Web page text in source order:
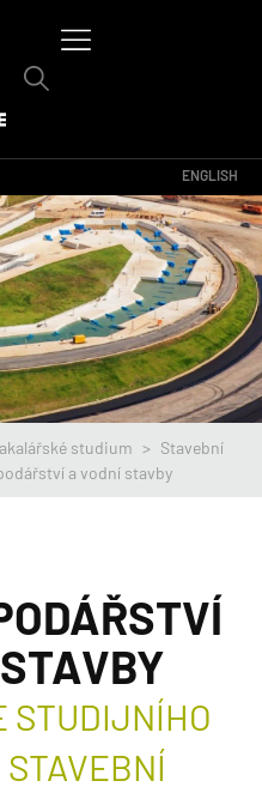
ENGLISH
studium > Stavební
a vodní stavby
STUDIJNÍHO
STAVEBNÍ